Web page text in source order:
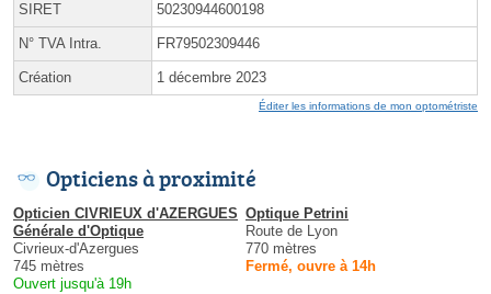
SIRET 50230944600198
N° TVA Intra. FR79502309446
Création 1 décembre 2023
Éditer les informations de mon optométriste
Opticiens à proximité
Opticien CIVRIEUX d'AZERGUES
Générale d'Optique
Civrieux-d'Azergues
745 mètres
Ouvert jusqu'à 19h
Optique Petrini
Route de Lyon
770 mètres
Fermé, ouvre à 14h